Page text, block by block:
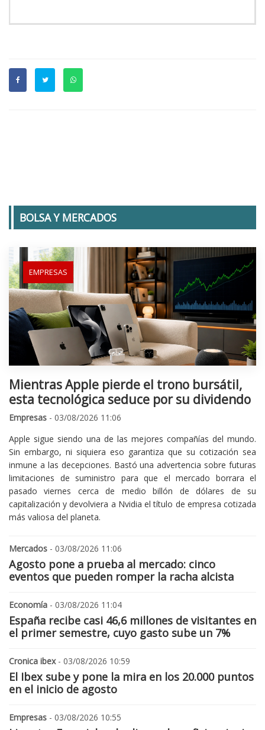
BOLSA Y MERCADOS
EMPRESAS
Mientras Apple pierde el trono bursátil,
esta tecnológica seduce por su dividendo
Empresas - 03/08/2026 11:06
Apple sigue siendo una de las mejores compañías del mundo.
Sin embargo, ni siquiera eso garantiza que su cotización sea
inmune a las decepciones. Bastó una advertencia sobre futuras
limitaciones de suministro para que el mercado borrara el
pasado viernes cerca de medio billón de dólares de su
capitalización y devolviera a Nvidia el título de empresa cotizada
más valiosa del planeta.
Mercados - 03/08/2026 11:06
Agosto pone a prueba al mercado: cinco
eventos que pueden romper la racha alcista
Economía - 03/08/2026 11:04
España recibe casi 46,6 millones de visitantes en
el primer semestre, cuyo gasto sube un 7%
Cronica ibex- 03/08/2026 10:59
El Ibex sube y pone la mira en los 20.000 puntos
en el inicio de agosto
Empresas - 03/08/2026 10:55